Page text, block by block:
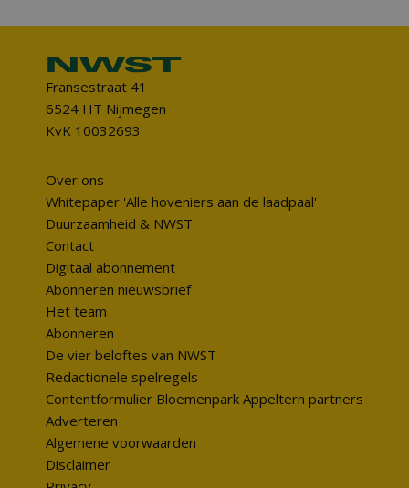
Fransestraat 41
6524 HT Nijmegen
KvK 10032693
Over ons
Whitepaper 'Alle hoveniers aan de laadpaal'
Duurzaamheid & NWST
Contact
Digitaal abonnement
Abonneren nieuwsbrief
Het team
Abonneren
De vier beloftes van NWST
Redactionele spelregels
Contentformulier Bloemenpark Appeltern partners
Adverteren
Algemene voorwaarden
Disclaimer